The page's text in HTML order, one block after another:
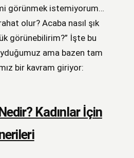
görünmek istemiyorum…
olur? Acaba nasıl şık
görünebilirim?” İşte bu
ama bazen tam
bir kavram giriyor:
Kadınlar İçin